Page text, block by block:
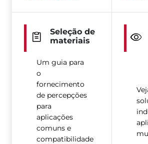
Seleção de
materiais
Um guia para
o
fornecimento
de percepções
para
aplicações
comuns e
compatibilidade